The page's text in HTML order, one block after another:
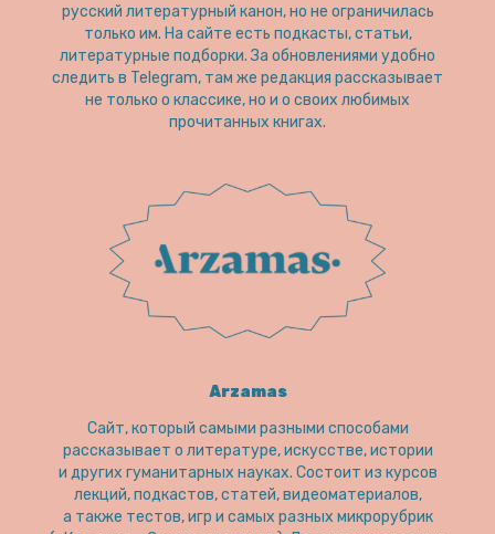
русский литературный канон, но не ограничилась
только им. На сайте есть подкасты, статьи,
литературные подборки. За обновлениями удобно
следить в Telegram, там же редакция рассказывает
не только о классике, но и о своих любимых
прочитанных книгах.
Arzamas
Сайт, который самыми разными способами
рассказывает о литературе, искусстве, истории
и других гуманитарных науках. Состоит из курсов
лекций, подкастов, статей, видеоматериалов,
а также тестов, игр и самых разных микрорубрик